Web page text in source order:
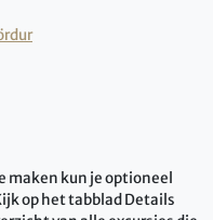
maken kun je optioneel
op het tabblad Details